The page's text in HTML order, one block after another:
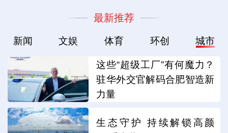
最新推荐
新闻 文娱 体育 环创 城市
这些“超级工厂”有何魔力？
驻华外交官解码合肥智造新
力量
生态守护 持续解锁高颜